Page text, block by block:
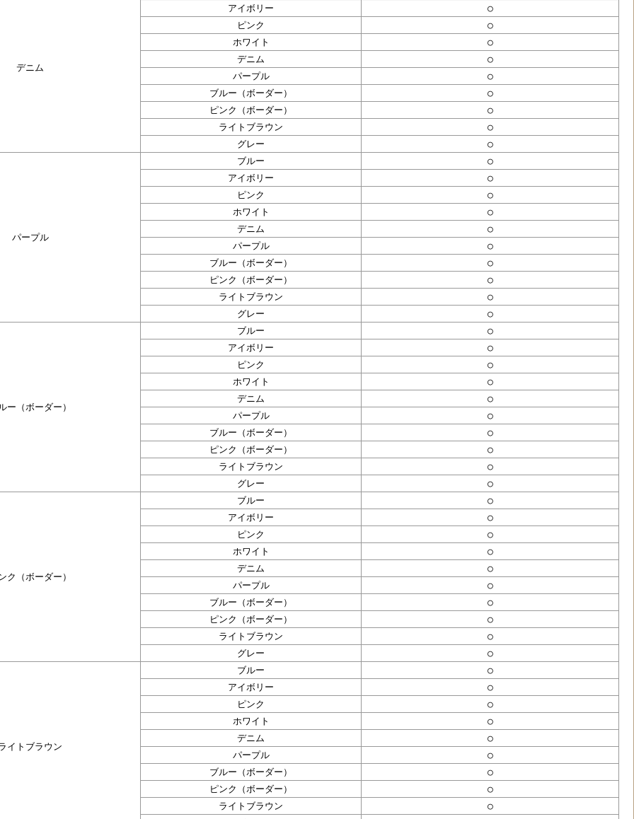
デニム
アイボリー
○
ピンク
○
ホワイト
○
デニム
○
パープル
○
ブルー（ボーダー）
○
ピンク（ボーダー）
○
ライトブラウン
○
グレー
○
パープル
ブルー
○
アイボリー
○
ピンク
○
ホワイト
○
デニム
○
パープル
○
ブルー（ボーダー）
○
ピンク（ボーダー）
○
ライトブラウン
○
グレー
○
ー（ボーダー）
ブルー
○
アイボリー
○
ピンク
○
ホワイト
○
デニム
○
パープル
○
ブルー（ボーダー）
○
ピンク（ボーダー）
○
ライトブラウン
○
グレー
○
ク（ボーダー）
ブルー
○
アイボリー
○
ピンク
○
ホワイト
○
デニム
○
パープル
○
ブルー（ボーダー）
○
ピンク（ボーダー）
○
ライトブラウン
○
グレー
○
イトブラウン
ブルー
○
アイボリー
○
ピンク
○
ホワイト
○
デニム
○
パープル
○
ブルー（ボーダー）
○
ピンク（ボーダー）
○
ライトブラウン
○